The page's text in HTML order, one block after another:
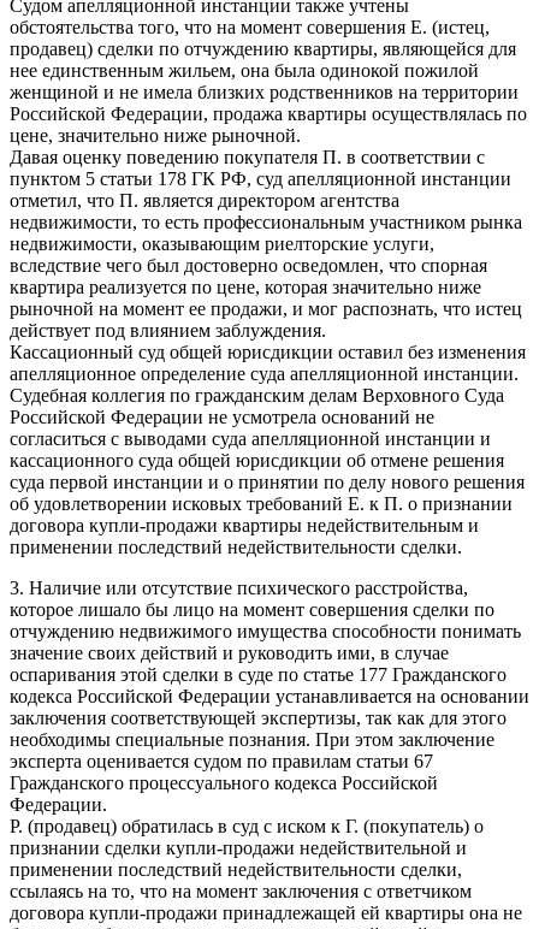
Судом апелляционной инстанции также учтены
обстоятельства того, что на момент совершения Е. (истец,
продавец) сделки по отчуждению квартиры, являющейся для
нее единственным жильем, она была одинокой пожилой
женщиной и не имела близких родственников на территории
Российской Федерации, продажа квартиры осуществлялась по
цене, значительно ниже рыночной.
Давая оценку поведению покупателя П. в соответствии с
пунктом 5 статьи 178 ГК РФ, суд апелляционной инстанции
отметил, что П. является директором агентства
недвижимости, то есть профессиональным участником рынка
недвижимости, оказывающим риелторские услуги,
вследствие чего был достоверно осведомлен, что спорная
квартира реализуется по цене, которая значительно ниже
рыночной на момент ее продажи, и мог распознать, что истец
действует под влиянием заблуждения.
Кассационный суд общей юрисдикции оставил без изменения
апелляционное определение суда апелляционной инстанции.
Судебная коллегия по гражданским делам Верховного Суда
Российской Федерации не усмотрела оснований не
согласиться с выводами суда апелляционной инстанции и
кассационного суда общей юрисдикции об отмене решения
суда первой инстанции и о принятии по делу нового решения
об удовлетворении исковых требований Е. к П. о признании
договора купли-продажи квартиры недействительным и
применении последствий недействительности сделки.
3. Наличие или отсутствие психического расстройства,
которое лишало бы лицо на момент совершения сделки по
отчуждению недвижимого имущества способности понимать
значение своих действий и руководить ими, в случае
оспаривания этой сделки в суде по статье 177 Гражданского
кодекса Российской Федерации устанавливается на основании
заключения соответствующей экспертизы, так как для этого
необходимы специальные познания. При этом заключение
эксперта оценивается судом по правилам статьи 67
Гражданского процессуального кодекса Российской
Федерации.
Р. (продавец) обратилась в суд с иском к Г. (покупатель) о
признании сделки купли-продажи недействительной и
применении последствий недействительности сделки,
ссылаясь на то, что на момент заключения с ответчиком
договора купли-продажи принадлежащей ей квартиры она не